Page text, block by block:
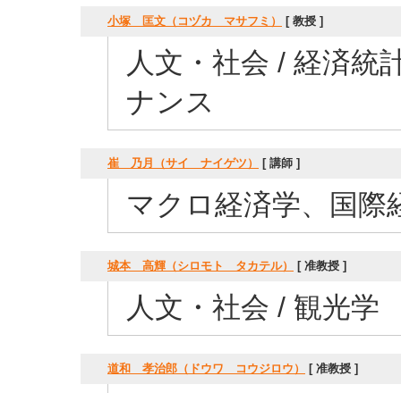
小塚 匡文（コヅカ マサフミ） [ 教授 ]
人文・社会 / 経済統
ナンス
崔 乃月（サイ ナイゲツ） [ 講師 ]
マクロ経済学、国際
城本 高輝（シロモト タカテル） [ 准教授 ]
人文・社会 / 観光学
道和 孝治郎（ドウワ コウジロウ） [ 准教授 ]